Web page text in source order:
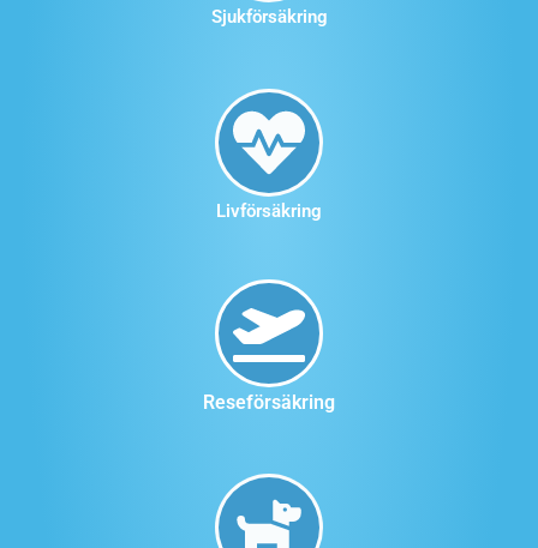
Sjukförsäkring
Livförsäkring
Reseförsäkring